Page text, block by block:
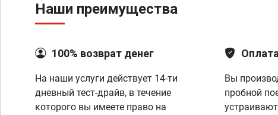
Наши преимущества
100% возврат денег
На наши услуги действует 14-ти
дневный тест-драйв, в течение
которого вы имеете право на
Вы
пробной